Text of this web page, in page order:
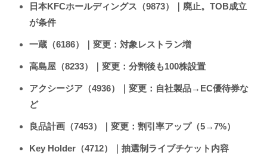
日本KFCホールディングス（9873）｜廃止。TOB成立
が条件
一蔵（6186）｜変更：対象レストラン増
高島屋（8233）｜変更：分割後も100株設置
アクシージア（4936）｜変更：自社製品→EC優待券な
ど
良品計画（7453）｜変更：割引率アップ（5→7%）
Key Holder（4712）｜抽選制ライブチケット内容